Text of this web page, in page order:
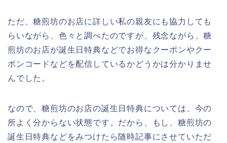
ただ、糖煎坊のお店に詳しい私の親友にも協力しても
らいながら、色々と調べたのですが、残念ながら、糖
煎坊のお店が誕生日特典などでお得なクーポンやクー
ポンコードなどを配信しているかどうかは分かりませ
んでした。
なので、糖煎坊のお店の誕生日特典については、今の
所よく分からない状態です。だから、もし、糖煎坊の
誕生日特典などをみつけたら随時記事にさせていただ